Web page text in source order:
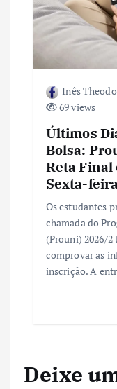
Inês
69 views
Últimos
Bolsa:
Reta Final
Sexta-feira
Os estudantes
chamada do
(Prouni) 2026/2
comprovar as
inscrição. A
Deixe